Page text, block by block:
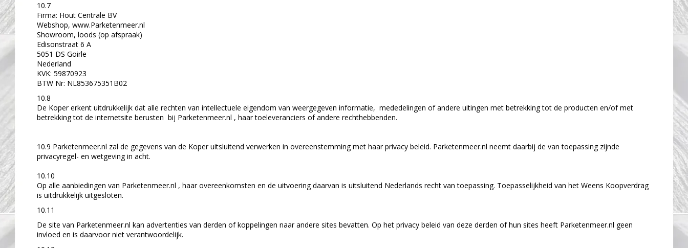
10.7
Firma: Hout Centrale BV
Webshop, www.Parketenmeer.nl
Showroom, loods (op afspraak)
Edisonstraat 6 A
5051 DS Goirle
Nederland
KVK: 59870923
BTW Nr: NL853675351B02
10.8
De Koper erkent uitdrukkelijk dat alle rechten van intellectuele eigendom van weergegeven informatie, mededelingen of andere uitingen met betrekking tot de producten en/of met
betrekking tot de internetsite berusten bij Parketenmeer.nl , haar toeleveranciers of andere rechthebbenden.
10.9 Parketenmeer.nl zal de gegevens van de Koper uitsluitend verwerken in overeenstemming met haar privacy beleid. Parketenmeer.nl neemt daarbij de van toepassing zijnde
privacyregel- en wetgeving in acht.
10.10
Op alle aanbiedingen van Parketenmeer.nl , haar overeenkomsten en de uitvoering daarvan is uitsluitend Nederlands recht van toepassing. Toepasselijkheid van het Weens Koopverdrag
is uitdrukkelijk uitgesloten.
10.11
De site van Parketenmeer.nl kan advertenties van derden of koppelingen naar andere sites bevatten. Op het privacy beleid van deze derden of hun sites heeft Parketenmeer.nl geen
invloed en is daarvoor niet verantwoordelijk.